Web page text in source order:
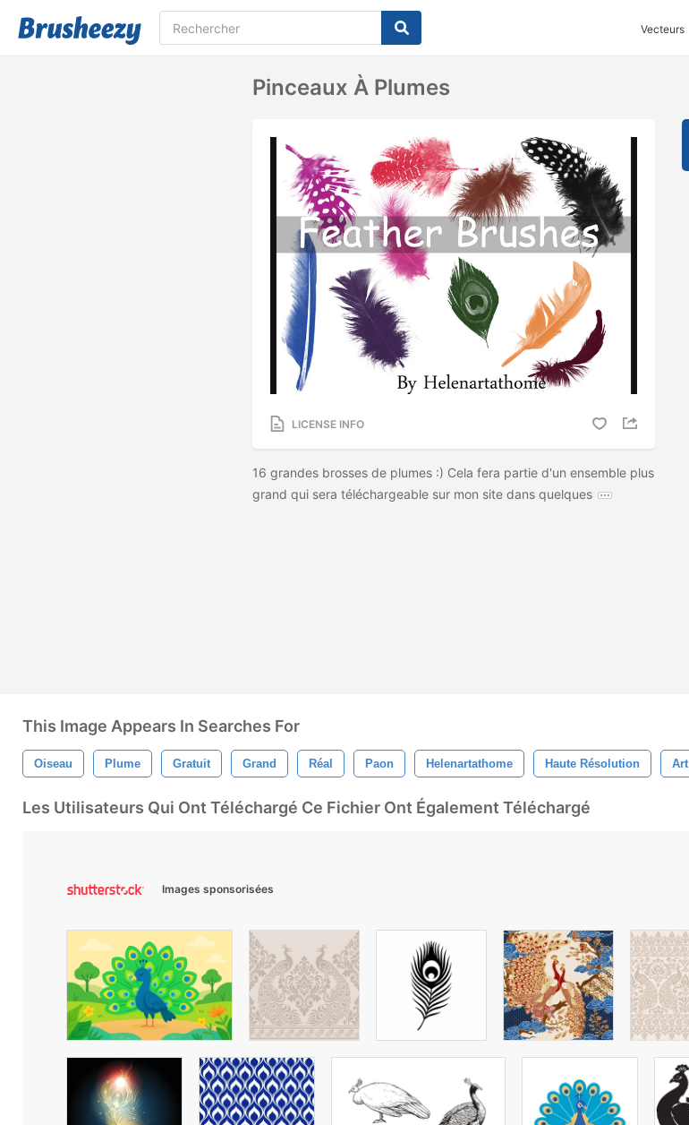
Vecteurs
Pinceaux À Plumes
LICENSE INFO
16 grandes brosses de plumes :) Cela fera partie d'un ensemble plus
grand qui sera téléchargeable sur mon site dans quelques
This Image Appears In Searches For
Oiseau Plume Gratuit Grand Réal Paon Helenartathome Haute Résolution Art
Les Utilisateurs Qui Ont Téléchargé Ce Fichier Ont Également Téléchargé
Images sponsorisées